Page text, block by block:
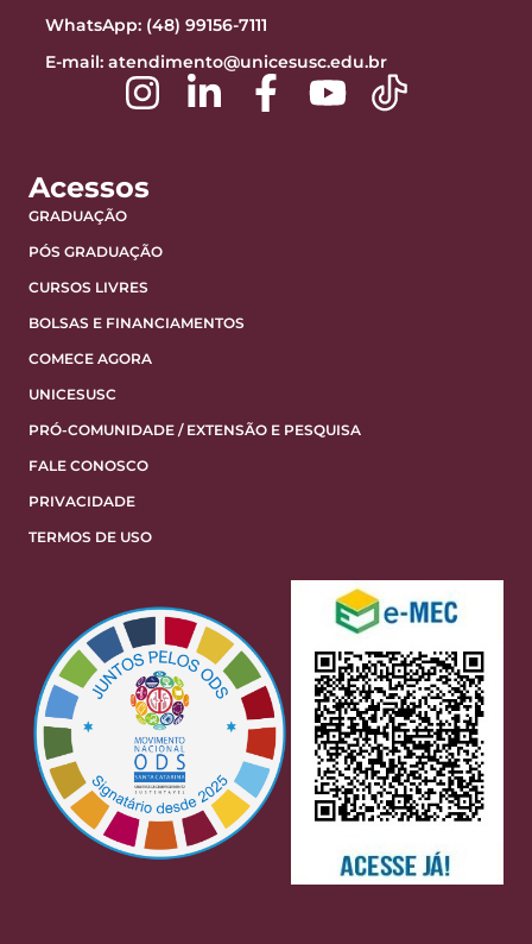
WhatsApp: (48) 99156-7111
E-mail: atendimento@unicesusc.edu.br
Acessos
GRADUAÇÃO
PÓS GRADUAÇÃO
CURSOS LIVRES
BOLSAS E FINANCIAMENTOS
COMECE AGORA
UNICESUSC
PRÓ-COMUNIDADE / EXTENSÃO E PESQUISA
FALE CONOSCO
PRIVACIDADE
TERMOS DE USO